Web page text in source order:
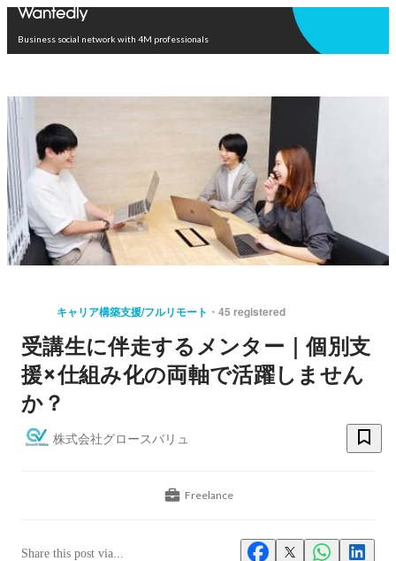
Business social network with 4M professionals
キャリア構築支援/フルリモート 45 registered
受講生に伴走するメンター｜個別支
援×仕組み化の両軸で活躍しません
か？
株式会社グロースバリュ
Freelance
Share this post via...